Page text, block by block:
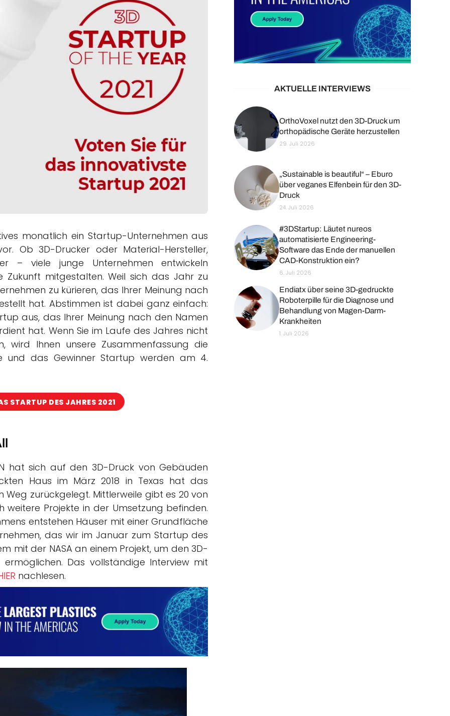
monatlich ein Startup-Unternehmen aus
Ob 3D-Drucker oder Material-Hersteller,
– viele junge Unternehmen entwickeln
Zukunft mitgestalten. Weil sich das Jahr zu
zu kürieren, das Ihrer Meinung nach
hat. Abstimmen ist dabei ganz einfach:
aus, das Ihrer Meinung nach den Namen
hat. Wenn Sie im Laufe des Jahres nicht
wird Ihnen unsere Zusammenfassung die
und das Gewinner Startup werden am 4.
STARTUP DES JAHRES 2021
hat sich auf den 3D-Druck von Gebäuden
Haus im März 2018 in Texas hat das
zurückgelegt. Mittlerweile gibt es 20 von
Projekte in der Umsetzung befinden.
entstehen Häuser mit einer Grundfläche
das wir im Januar zum Startup des
mit der NASA an einem Projekt, um den 3D-
Das vollständige Interview mit
nachlesen.
AKTUELLE INTERVIEWS
OrthoVoxel nutzt den 3D-Druck um
orthopädische Geräte herzustellen
29. Juli 2026
„Sustainable is beautiful“ – Eburo
über veganes Elfenbein für den 3D-
Druck
24. Juli 2026
#3DStartup: Läutet nureos
automatisierte Engineering-
Software das Ende der manuellen
CAD-Konstruktion ein?
6. Juli 2026
Endiatx über seine 3D-gedruckte
Roboterpille für die Diagnose und
Behandlung von Magen-Darm-
Krankheiten
1. Juli 2026